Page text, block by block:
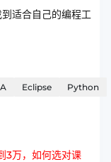
适合自己的编程工
Eclipse Python
3万，如何选对课